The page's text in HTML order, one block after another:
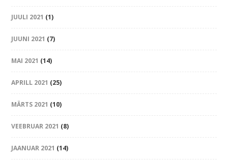
JUULI 2021 (1)
JUUNI 2021 (7)
MAI 2021 (14)
APRILL 2021 (25)
MÄRTS 2021 (10)
VEEBRUAR 2021 (8)
JAANUAR 2021 (14)